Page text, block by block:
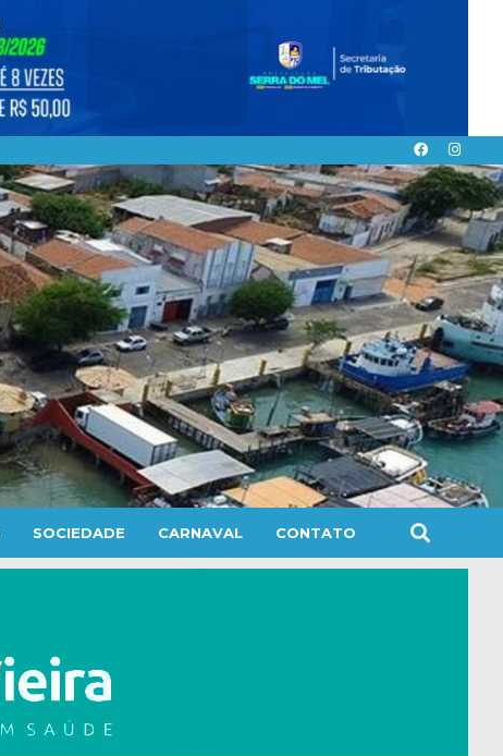
SOCIEDADE CARNAVAL CONTATO